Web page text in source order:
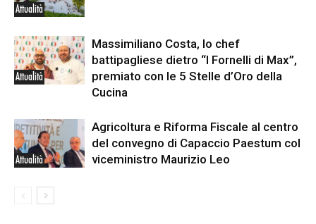
Attualità
Attualità
Massimiliano Costa, lo chef
battipagliese dietro “I Fornelli di Max”,
premiato con le 5 Stelle d’Oro della
Cucina
Attualità
Agricoltura e Riforma Fiscale al centro
del convegno di Capaccio Paestum col
viceministro Maurizio Leo